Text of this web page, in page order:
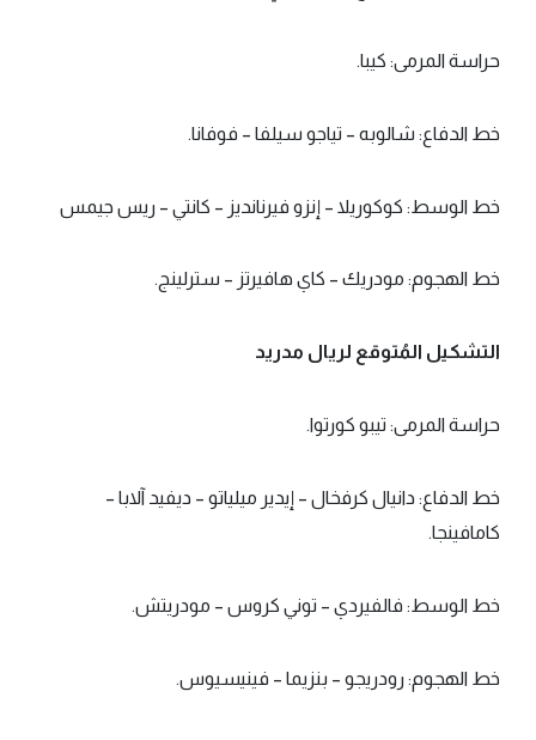
حراسة المرمى: كيبا.
خط الدفاع: شالوبه – تياجو سيلفا – فوفانا.
خط الوسط: كوكوريلا – إنزو فيرنانديز – كانتي – ريس جيمس
خط الهجوم: مودريك – كاي هافيرتز – سترلينج.
التشكيل المُتوقع لريال مدريد
حراسة المرمى: تيبو كورتوا.
خط الدفاع: دانيال كرفخال – إيدير ميلياتو – ديفيد آلابا –
كامافينجا.
خط الوسط: فالفيردي – توني كروس – مودريتش.
خط الهجوم: رودريجو – بنزيما – فينيسيوس.